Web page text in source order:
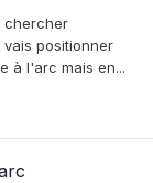
chercher
positionner
à l'arc mais en...